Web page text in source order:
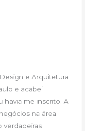
e Arquitetura
e acabei
havia me inscrito. A
na área
verdadeiras